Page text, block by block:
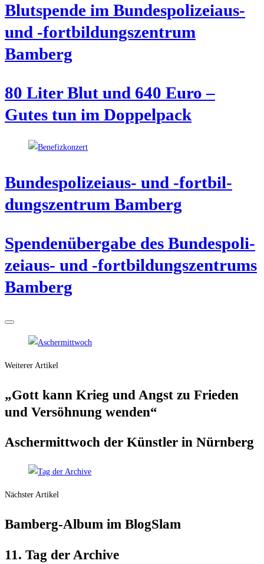
Blut­spen­de im Bun­des­po­li­zei­aus-
und ‑fort­bil­dungs­zen­trum
Bamberg
80 Liter Blut und 640 Euro –
Gutes tun im Doppelpack
Bun­des­po­li­zei­aus- und ‑fort­bil­
dungs­zen­trum Bamberg
Spen­den­über­ga­be des Bun­des­po­li­
zei­aus- und ‑fort­bil­dungs­zen­trums
Bamberg
Weiterer Artikel
„Gott kann Krieg und Angst zu Frie­den
und Ver­söh­nung wenden“
Ascher­mitt­woch der Künst­ler in Nürnberg
Nächster Artikel
Bam­berg-Album im BlogSlam
11. Tag der Archive